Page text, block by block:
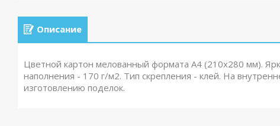
Описание
Цветной картон мелованный формата А4 (210х280 мм).
наполнения - 170 г/м2. Тип скрепления - клей. На
изготовлению поделок.